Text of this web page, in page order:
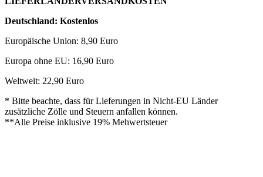
Deutschland: Kostenlos
Europäische Union: 8,90 Euro
Europa ohne EU: 16,90 Euro
Weltweit: 22,90 Euro
* Bitte beachte, dass für Lieferungen in Nicht-EU Länder
zusätzliche Zölle und Steuern anfallen können.
**Alle Preise inklusive 19% Mehwertsteuer